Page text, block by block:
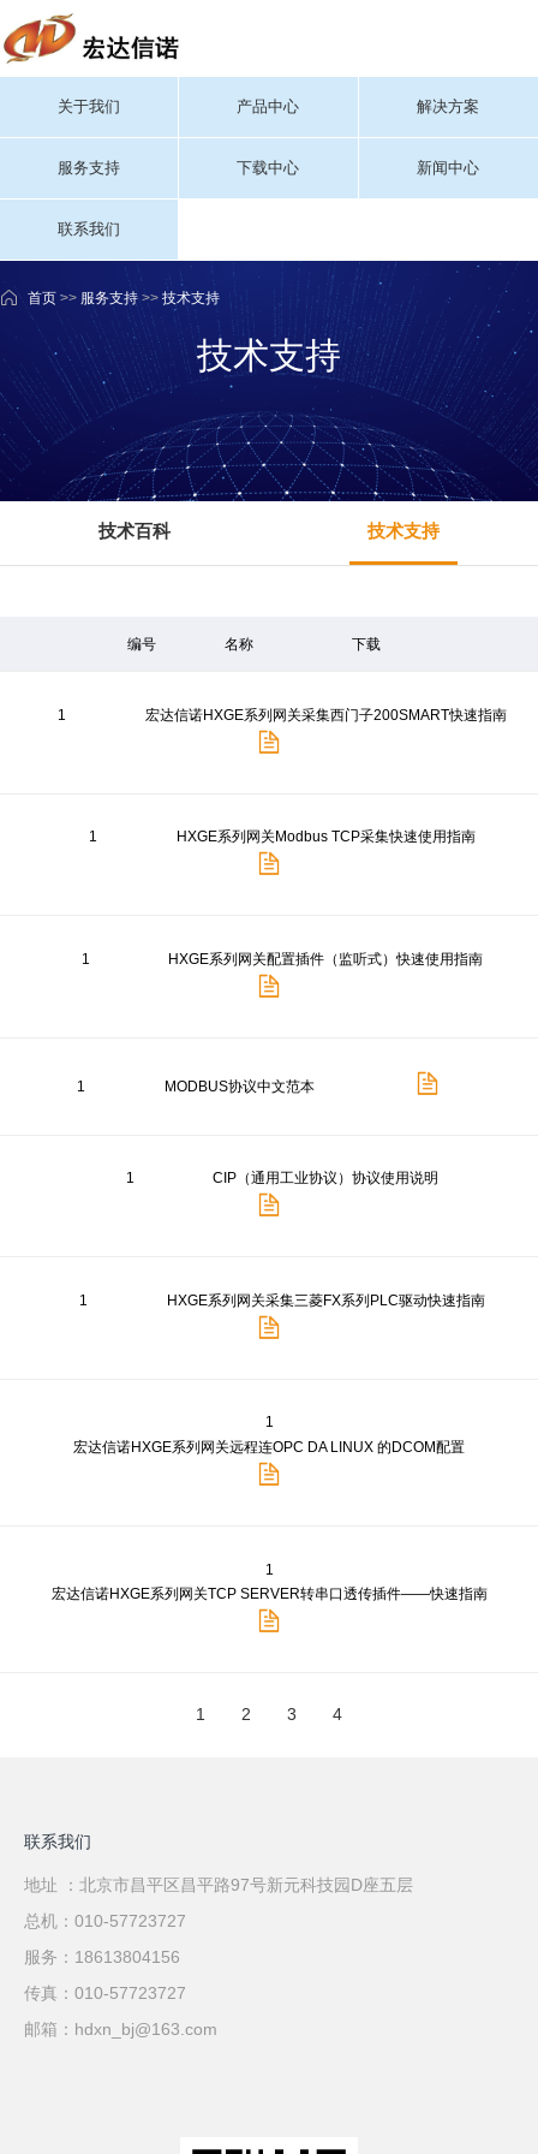
关于我们 产品中心 解决方案
服务支持 下载中心 新闻中心
联系我们
技术支持
首页 >> 服务支持 >> 技术支持
技术百科 技术支持
编号 名称 下载
1 宏达信诺HXGE系列网关采集西门子200SMART快速指南
1 HXGE系列网关Modbus TCP采集快速使用指南
1 HXGE系列网关配置插件（监听式）快速使用指南
1 MODBUS协议中文范本
1 CIP（通用工业协议）协议使用说明
1 HXGE系列网关采集三菱FX系列PLC驱动快速指南
1
宏达信诺HXGE系列网关远程连OPC DA LINUX 的DCOM配置
1
宏达信诺HXGE系列网关TCP SERVER转串口透传插件——快速指南
1 2 3 4
联系我们
地址 ：北京市昌平区昌平路97号新元科技园D座五层
总机：010-57723727
服务：18613804156
传真：010-57723727
邮箱：hdxn_bj@163.com